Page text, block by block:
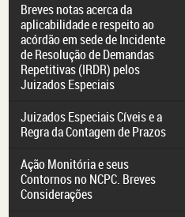
Breves notas acerca da
aplicabilidade e respeito ao
acórdão em sede de Incidente
de Resolução de Demandas
Repetitivas (IRDR) pelos
Juizados Especiais
Juizados Especiais Cíveis e a
Regra da Contagem de Prazos
Ação Monitória e seus
Contornos no NCPC. Breves
Considerações